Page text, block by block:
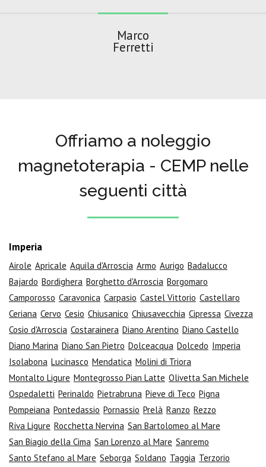
Marco
Ferretti
Offriamo a noleggio
magnetoterapia - CEMP nelle
seguenti città
Imperia
Airole Apricale Aquila d'Arroscia Armo Aurigo Badalucco
Bajardo Bordighera Borghetto d'Arroscia Borgomaro
Camporosso Caravonica Carpasio Castel Vittorio Castellaro
Ceriana Cervo Cesio Chiusanico Chiusavecchia Cipressa Civezza
Cosio d'Arroscia Costarainera Diano Arentino Diano Castello
Diano Marina Diano San Pietro Dolceacqua Dolcedo Imperia
Isolabona Lucinasco Mendatica Molini di Triora
Montalto Ligure Montegrosso Pian Latte Olivetta San Michele
Ospedaletti Perinaldo Pietrabruna Pieve di Teco Pigna
Pompeiana Pontedassio Pornassio Prelà Ranzo Rezzo
Riva Ligure Rocchetta Nervina San Bartolomeo al Mare
San Biagio della Cima San Lorenzo al Mare Sanremo
Santo Stefano al Mare Seborga Soldano Taggia Terzorio